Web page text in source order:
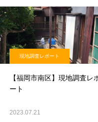
現地調査レポート
【福岡市南区】現地調査レ
ート
2023.07.21